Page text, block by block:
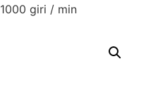
giri / min